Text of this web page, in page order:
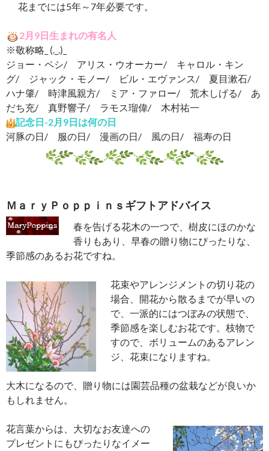
花までには5年～7年必要です。
2月9日生まれの有名人
※敬称略_ (._.)_
ジョー・ペシ/ アリス・ウオーカー/ キャロル・キン
グ/ ジャック・モノー/ ビル・エヴァンス/ 夏目漱石/
ハナ肇/ 時津風親方/ ミア・ファロー/ 荒木しげる/ あ
だち充/ 真野響子/ ラモス瑠偉/ 木村祐一
記念日-2月9日は何の日
河豚の日/ 服の日/ 漫画の日/ 風の日/ 福寿の日
ＭａｒｙＰｏｐｐｉｎｓギフトアドバイス
春を告げる花木の一つで、樹皮にほのかな
香りもあり、早春の贈り物にぴったりな、
季節感のあるお花ですね。
花束やアレンジメントの切り花の
場合、開花から散るまでが早いの
で、一派的にはつぼみの状態で、
季節感を楽しむお花です。枝物で
すので、ボリュームのあるアレン
ジ、花束になりますね。
大木になるので、贈り物には園芸品種の盆栽などが良いか
もしれません。
花言葉からは、大切なお友達への
プレゼントにもぴったりなイメー